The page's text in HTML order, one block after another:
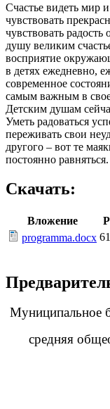
Счастье видеть мир
чувствовать
чувствовать радость
душу великим
восприятие
в детях ежедневно,
современное
самым важным в
Детским душам
Уметь радоваться
переживать свои
другого – вот те
постоянно равняться.
Скачать:
Вложение
programma.docx
Муниципальное
средняя